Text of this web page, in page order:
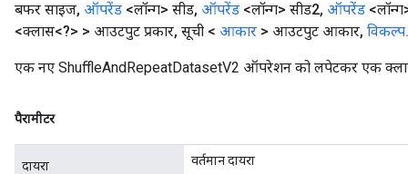
बफर साइज, ऑपरेंड <लॉन्ग> सीड, ऑपरेंड <लॉन्ग> सीड2, ऑपरेंड
<क्लास<?> > आउटपुट प्रकार, सूची < आकार > आउटपुट आकार, विकल्प.
एक नए ShuffleAndRepeatDatasetV2 ऑपरेशन को लपेटकर एक क्लास
पैरामीटर
दायरा वर्तमान दायरा